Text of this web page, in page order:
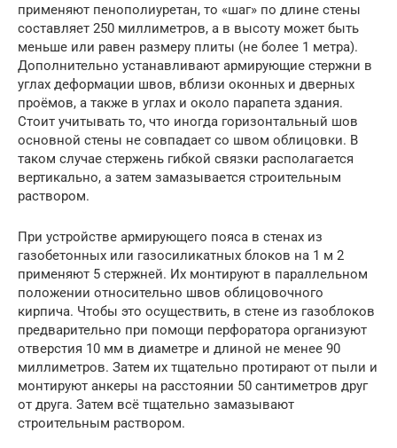
применяют пенополиуретан, то «шаг» по длине стены
составляет 250 миллиметров, а в высоту может быть
меньше или равен размеру плиты (не более 1 метра).
Дополнительно устанавливают армирующие стержни в
углах деформации швов, вблизи оконных и дверных
проёмов, а также в углах и около парапета здания.
Стоит учитывать то, что иногда горизонтальный шов
основной стены не совпадает со швом облицовки. В
таком случае стержень гибкой связки располагается
вертикально, а затем замазывается строительным
раствором.
При устройстве армирующего пояса в стенах из
газобетонных или газосиликатных блоков на 1 м 2
применяют 5 стержней. Их монтируют в параллельном
положении относительно швов облицовочного
кирпича. Чтобы это осуществить, в стене из газоблоков
предварительно при помощи перфоратора организуют
отверстия 10 мм в диаметре и длиной не менее 90
миллиметров. Затем их тщательно протирают от пыли и
монтируют анкеры на расстоянии 50 сантиметров друг
от друга. Затем всё тщательно замазывают
строительным раствором.